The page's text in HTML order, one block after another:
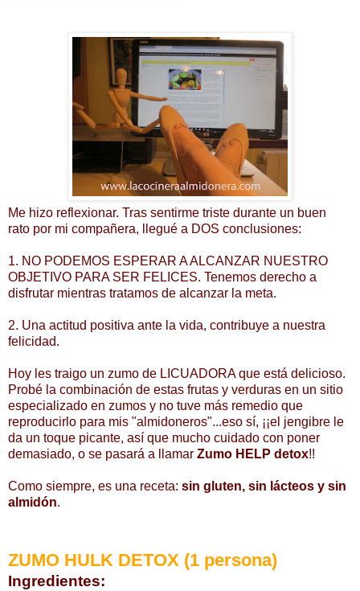
Me hizo reflexionar. Tras sentirme triste durante un buen
rato por mi compañera, llegué a DOS conclusiones:
1. NO PODEMOS ESPERAR A ALCANZAR NUESTRO
OBJETIVO PARA SER FELICES. Tenemos derecho a
disfrutar mientras tratamos de alcanzar la meta.
2. Una actitud positiva ante la vida, contribuye a nuestra
felicidad.
Hoy les traigo un zumo de LICUADORA que está delicioso.
Probé la combinación de estas frutas y verduras en un sitio
especializado en zumos y no tuve más remedio que
reproducirlo para mis "almidoneros"...eso sí, ¡¡el jengibre le
da un toque picante, así que mucho cuidado con poner
demasiado, o se pasará a llamar Zumo HELP detox!!
Como siempre, es una receta: sin gluten, sin lácteos y sin
almidón.
ZUMO HULK DETOX (1 persona)
Ingredientes: